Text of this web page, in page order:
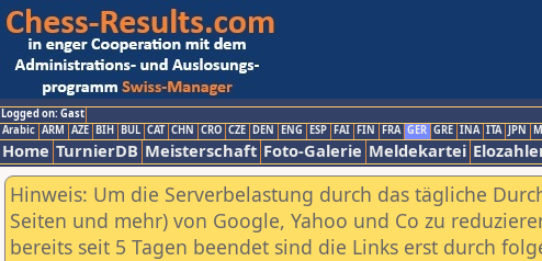
Logged on: Gast
Arabic ARM AZE BIH BUL CAT CHN CRO CZE DEN ENG ESP FAI FIN FRA GER GRE INA ITA JPN
Home TurnierDB Meisterschaft Foto-Galerie Meldekartei
Hinweis: Um die Serverbelastung durch das tägliche
Seiten und mehr) von Google, Yahoo und Co zu
bereits seit 5 Tagen beendet sind die Links erst durch